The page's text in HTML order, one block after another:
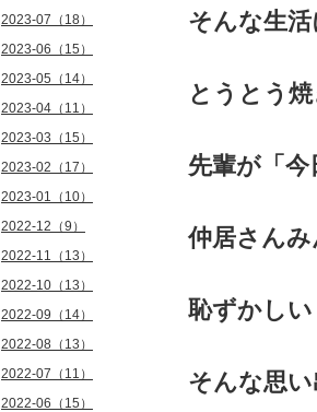
そんな生
とうとう
先輩が「
仲居さん
恥ずかしい
そんな思
2023-07（18）
2023-06（15）
2023-05（14）
2023-04（11）
2023-03（15）
2023-02（17）
2023-01（10）
2022-12（9）
2022-11（13）
2022-10（13）
2022-09（14）
2022-08（13）
2022-07（11）
2022-06（15）